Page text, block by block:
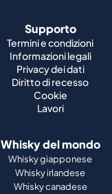
Supporto
Termini e condizioni
Informazioni legali
Privacy dei dati
Diritto di recesso
Cookie
Lavori
Whisky del mondo
Whisky giapponese
Whisky irlandese
Whisky canadese